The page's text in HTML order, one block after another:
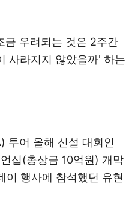
금 우려되는 것은 2주간
사라지지 않았을까' 하는
투어 올해 신설 대회인
십(총상금 10억원) 개막
이 행사에 참석했던 유현